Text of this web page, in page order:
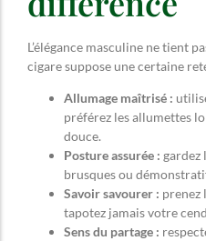
L’élégance masculine ne tient
cigare suppose une certaine
Allumage maîtrisé :
préférez les allumettes
douce.
Posture assurée : gardez
brusques ou
Savoir savourer : prenez
tapotez jamais votre
Sens du partage :